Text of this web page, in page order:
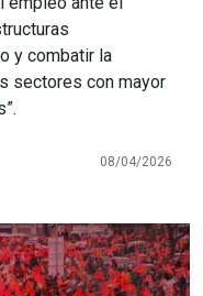
y combatir la
sectores con mayor
08/04/2026